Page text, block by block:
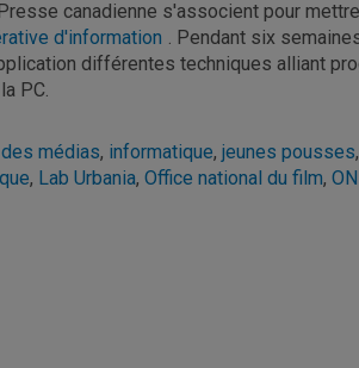
canadienne s'associent pour
d'information . Pendant six
différentes techniques alliant
PC.
médias, informatique, jeunes pousses,
, Lab Urbania, Office national du film,